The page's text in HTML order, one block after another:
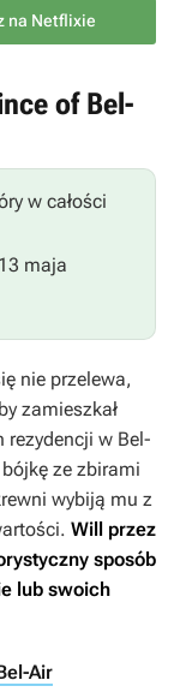
na Netflixie
of Bel-
w całości
13 maja
nie przelewa,
zamieszkał
w Bel-
ze zbirami
wybiją mu z
Will przez
sposób
lub swoich
Air